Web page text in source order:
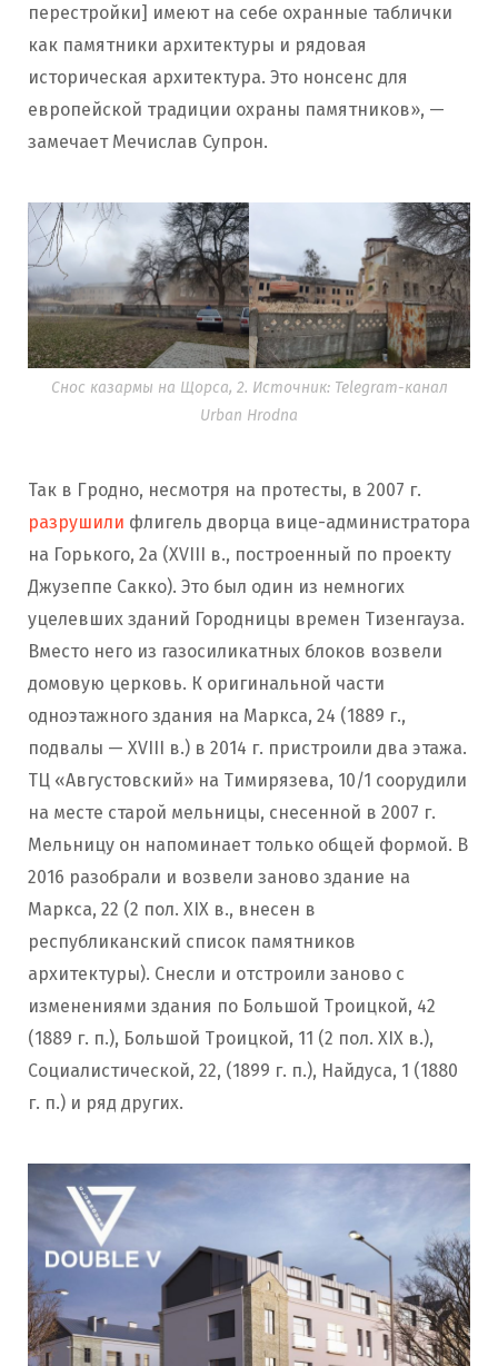
перестройки] имеют на себе охранные таблички
как памятники архитектуры и рядовая
историческая архитектура. Это нонсенс для
европейской традиции охраны памятников», —
замечает Мечислав Супрон.
Снос казармы на Щорса, 2. Источник: Telegram-канал
Urban Hrodna
Так в Гродно, несмотря на протесты, в 2007 г.
разрушили флигель дворца вице-администратора
на Горького, 2а (XVIII в., построенный по проекту
Джузеппе Сакко). Это был один из немногих
уцелевших зданий Городницы времен Тизенгауза.
Вместо него из газосиликатных блоков возвели
домовую церковь. К оригинальной части
одноэтажного здания на Маркса, 24 (1889 г.,
подвалы — XVIII в.) в 2014 г. пристроили два этажа.
ТЦ «Августовский» на Тимирязева, 10/1 соорудили
на месте старой мельницы, снесенной в 2007 г.
Мельницу он напоминает только общей формой. В
2016 разобрали и возвели заново здание на
Маркса, 22 (2 пол. XIX в., внесен в
республиканский список памятников
архитектуры). Снесли и отстроили заново с
изменениями здания по Большой Троицкой, 42
(1889 г. п.), Большой Троицкой, 11 (2 пол. XIX в.),
Социалистической, 22, (1899 г. п.), Найдуса, 1 (1880
г. п.) и ряд других.